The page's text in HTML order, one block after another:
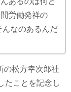
労働発祥の
んなのあるんだ
の松方幸次郎社
たことを記念し